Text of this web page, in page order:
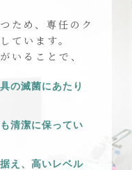
ため、専任のク
ています。
いることで、
の滅菌にあたり
清潔に保ってい
え、高いレベル